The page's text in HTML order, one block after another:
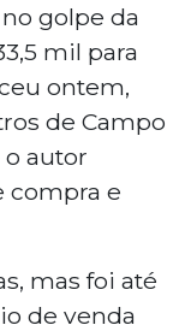
golpe da
mil para
ontem,
de Campo
autor
compra e
mas foi até
de venda